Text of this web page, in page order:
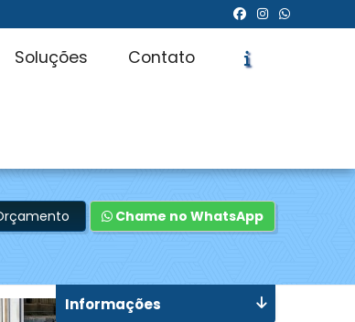
Soluções Contato
Chame no WhatsApp
Informações